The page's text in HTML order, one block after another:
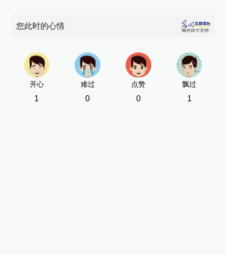
您此时的心情
开心
1
难过
0
点赞
0
飘过
1